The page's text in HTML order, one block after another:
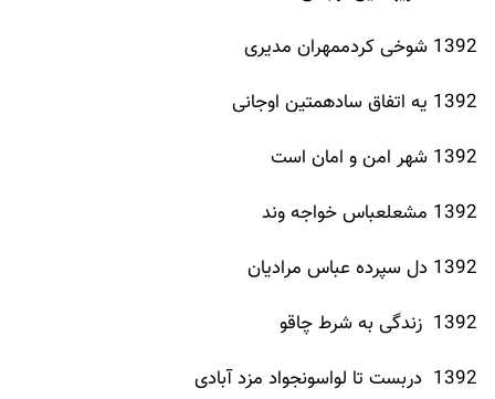
1392 شوخی کردممهران مدیری
1392 یه اتفاق سادهمتین اوجانی
1392 شهر امن و امان است
1392 مشعلعباس خواجه وند
1392 دل سپرده عباس مرادیان
1392 زندگی به شرط چاقو
1392 دربست تا لواسونجواد مزد آبادی